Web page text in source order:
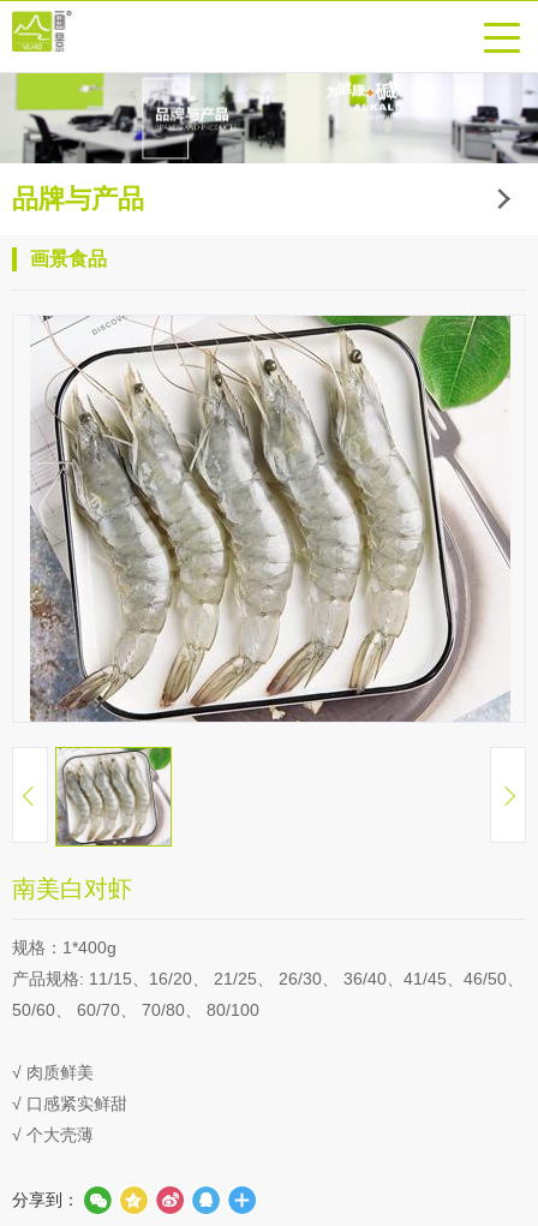
品牌与产品
画景食品
南美白对虾
规格：1*400g
产品规格: 11/15、16/20、 21/25、 26/30、 36/40、41/45、46/50、
50/60、 60/70、 70/80、 80/100
√ 肉质鲜美
√ 口感紧实鲜甜
√ 个大壳薄
分享到：